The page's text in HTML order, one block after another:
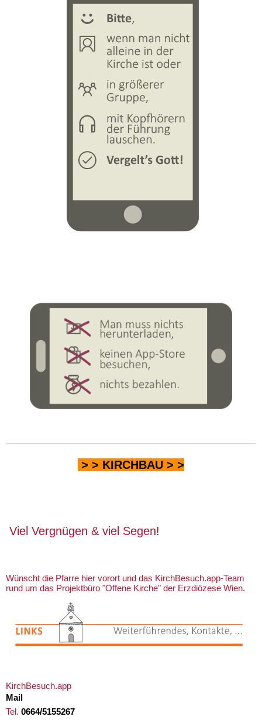
> > KIRCHBAU > >
Viel Vergnügen & viel Segen!
Wünscht die Pfarre hier vorort und das KirchBesuch.app-Team
rund um das Projektbüro "Offene Kirche" der Erzdiözese Wien.
KirchBesuch.app
Mail
Tel. 0664/5155267